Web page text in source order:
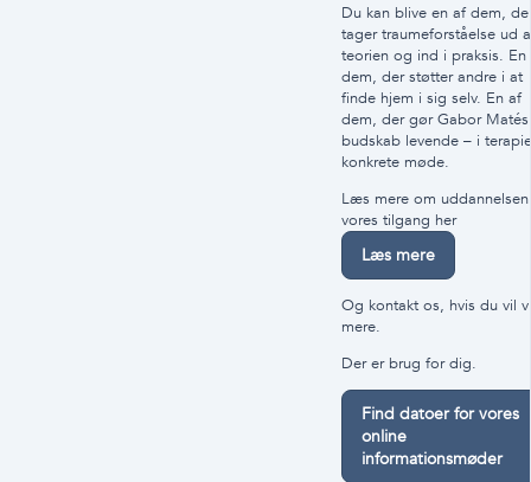
Du kan blive en af dem,
tager traumeforståelse ud
teorien og ind i praksis. En
dem, der støtter andre i at
finde hjem i sig selv. En af
dem, der gør Gabor Matés
budskab levende – i
konkrete møde.
Læs mere om
vores tilgang her
Læs mere
Og kontakt os, hvis du vil
mere.
Der er brug for dig.
Find datoer for vores
online
informationsmøder